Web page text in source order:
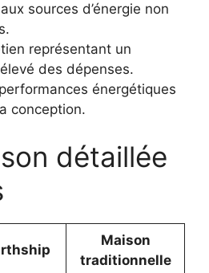
sources d’énergie non
représentant un
des dépenses.
énergétiques
conception.
détaillée
Maison
traditionnelle